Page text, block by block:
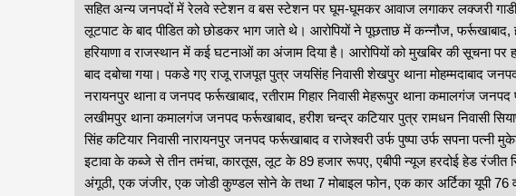
सहित अन्य जनपदों में रेलवे स्टेशन व बस स्टेशन पर घूम-घूमकर आवाज लगाकर लक्जरी
लूटपाट के बाद पीडित को छोडकर भाग जाते थे। आरोपियों ने पूछताछ में कन्नौज, फर्रूखाबाद,
हरियाणा व राजस्थान में कई घटनाओं का अंजाम दिया है। आरोपियों को मुखबिर की सूचना पर
बाद दबोचा गया। पकडे गए राजू राजपूत पुत्र जयसिंह निवासी शेखपुर थाना मोहम्मदाबाद
नरायनपुर थाना व जनपद फर्रूखाबाद, रतीराम गिहार निवासी मेहरूपुर थाना कमालगंज
लखीमपुर थाना कमालगंज जनपद फर्रूखाबाद, हरीश चन्द्र कटियार पुत्र रामधन निवासी
सिंह कटियार निवासी नारायनपुर जनपद फर्रूखाबाद व राजेश्वरी उर्फ पुष्पा उर्फ सपना
इटावा के कब्जे से तीन तमंचा, कारतूस, लूट के 89 हजार रूपए, एबीपी न्यूज हरदोई हेड रंजीत
अंगूठी, एक जंजीर, एक जोडी कुण्डल सोने के तथा 7 मोबाइल फोन, एक कार अर्टिका यूपी 76